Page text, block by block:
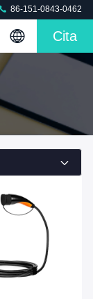
86-151-0843-0462
Cita